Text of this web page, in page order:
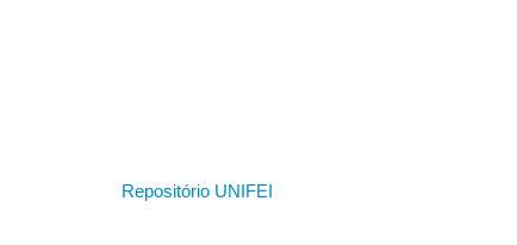
Repositório UNIFEI